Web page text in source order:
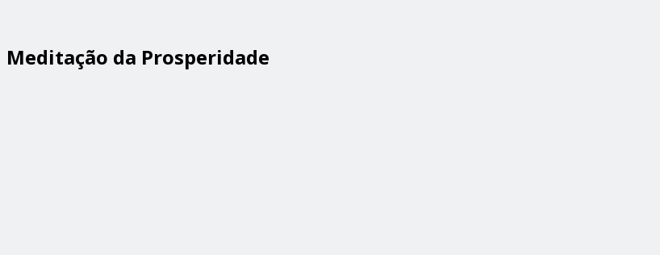
Meditação da Prosperidade